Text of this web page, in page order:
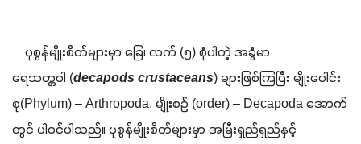
ပုစွန်မျိုးစိတ်များမှာ ခြေ၊ လက် (၅) စုံပါတဲ့ အခွံမာ
ရေသတ္တဝါ (decapods crustaceans) များဖြစ်ကြပြီး မျိုးပေါင်း
စု(Phylum) – Arthropoda, မျိုးစဥ် (order) – Decapoda အောက်
တွင် ပါဝင်ပါသည်။ ပုစွန်မျိုးစိတ်များမှာ အမြီးရှည်ရှည်နှင့်